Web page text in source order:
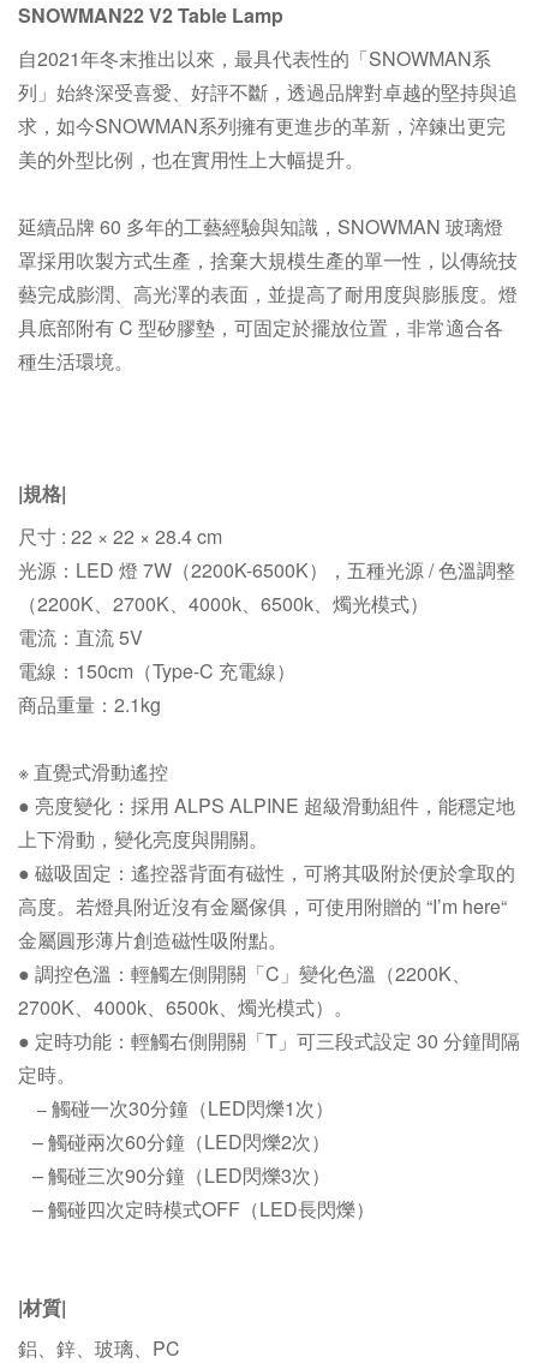
SNOWMAN22 V2 Table Lamp
自2021年冬末推出以來，最具代表性的「SNOWMAN系
列」始終深受喜愛、好評不斷，透過品牌對卓越的堅持與追
求，如今SNOWMAN系列擁有更進步的革新，淬鍊出更完
美的外型比例，也在實用性上大幅提升。
延續品牌 60 多年的工藝經驗與知識，SNOWMAN 玻璃燈
罩採用吹製方式生產，捨棄大規模生產的單一性，以傳統技
藝完成膨潤、高光澤的表面，並提高了耐用度與膨脹度。燈
具底部附有 C 型矽膠墊，可固定於擺放位置，非常適合各
種生活環境。
|規格|
尺寸 : 22 × 22 × 28.4 cm
光源： LED 燈 7W（2200K-6500K），五種光源 / 色溫調整
（2200K、2700K、4000k、6500k、燭光模式）
電流：直流 5V
電線：150cm（Type-C 充電線）
商品重量： 2.1kg
※ 直覺式滑動遙控
● 亮度變化：採用 ALPS ALPINE 超級滑動組件，能穩定地
上下滑動，變化亮度與開關。
● 磁吸固定：遙控器背面有磁性，可將其吸附於便於拿取的
高度。若燈具附近沒有金屬傢俱，可使用附贈的 “I’m here“
金屬圓形薄片創造磁性吸附點。
● 調控色溫：輕觸左側開關「C」變化色溫（2200K、
2700K、4000k、6500k、燭光模式）。
● 定時功能：輕觸右側開關「T」可三段式設定 30 分鐘間隔
定時。
– 觸碰一次30分鐘 （LED閃爍1次）
– 觸碰兩次60分鐘 （LED閃爍2次）
– 觸碰三次90分鐘（LED閃爍3次）
– 觸碰四次定時模式OFF （LED長閃爍）
|材質|
鋁、鋅、玻璃、PC